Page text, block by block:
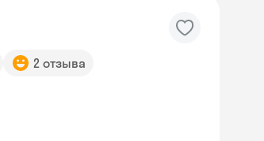
2 отзыва